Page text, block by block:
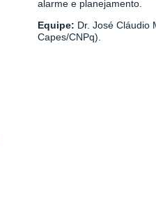
alarme e planejamento.
Equipe: Dr. José Cláudio
Capes/CNPq).